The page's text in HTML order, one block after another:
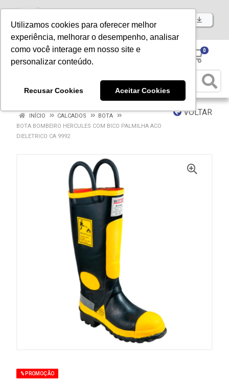
Utilizamos cookies para oferecer melhor
experiência, melhorar o desempenho, analisar
como você interage em nosso site e
personalizar conteúdo.
Recusar Cookies Aceitar Cookies
Baixe já nosso APP
0
VOLTAR
INÍCIO CALCADOS
BOTA
BOTA BOMBEIRO HERCULES COM BICO PALMILHA ACO
DIELETRICO CA 9992
% PROMOÇÃO